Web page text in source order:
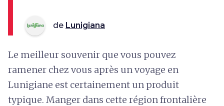
de Lunigiana
Le meilleur souvenir que vous pouvez
ramener chez vous après un voyage en
Lunigiane est certainement un produit
typique. Manger dans cette région frontalière